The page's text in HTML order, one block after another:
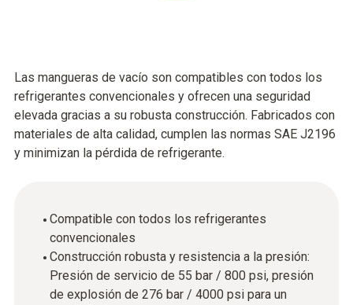
Las mangueras de vacío son compatibles con todos los
refrigerantes convencionales y ofrecen una seguridad
elevada gracias a su robusta construcción. Fabricados con
materiales de alta calidad, cumplen las normas SAE J2196
y minimizan la pérdida de refrigerante.
Compatible con todos los refrigerantes
convencionales
Construcción robusta y resistencia a la presión:
Presión de servicio de 55 bar / 800 psi, presión
de explosión de 276 bar / 4000 psi para un